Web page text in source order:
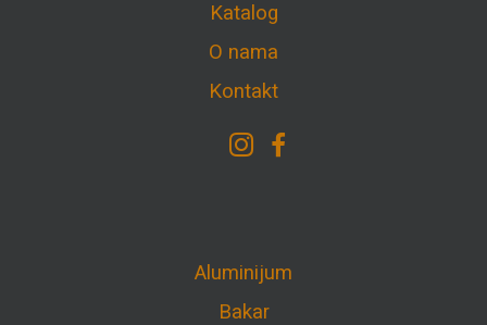
Katalog
O nama
Kontakt
Aluminijum
Bakar